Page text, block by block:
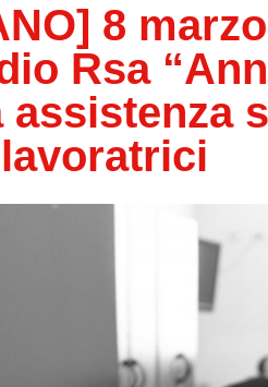
8
Rsa
assistenza